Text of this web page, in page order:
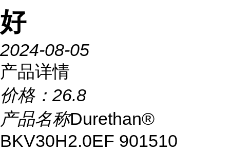
好
2024-08-05
产品详情
价格： 26.8
产品名称Durethan®
BKV30H2.0EF 901510